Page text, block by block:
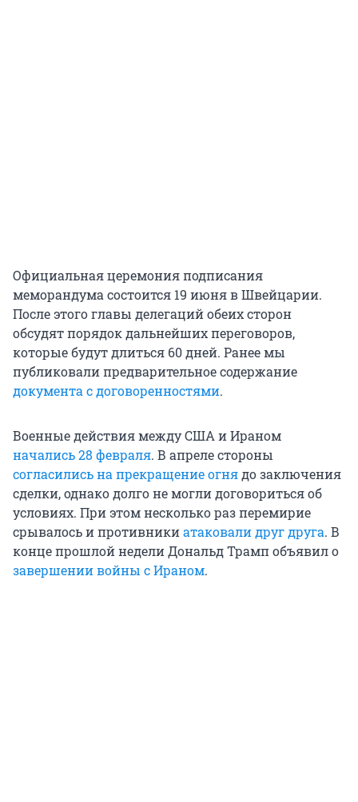
Официальная церемония подписания
меморандума состоится 19 июня в Швейцарии.
После этого главы делегаций обеих сторон
обсудят порядок дальнейших переговоров,
которые будут длиться 60 дней. Ранее мы
публиковали предварительное содержание
документа с договоренностями.
Военные действия между США и Ираном
начались 28 февраля. В апреле стороны
согласились на прекращение огнядо заключения
сделки, однако долго не могли договориться об
условиях. При этом несколько раз перемирие
срывалось и противникиатаковали друг друга. В
конце прошлой недели Дональд Трамп объявил о
завершении войны с Ираном.